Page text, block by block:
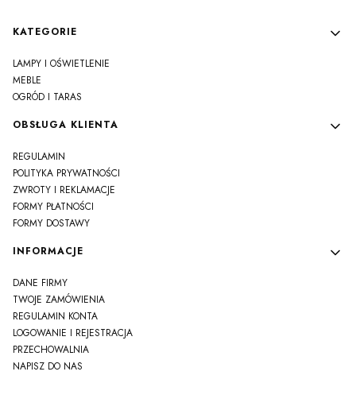
Linki w stopce
KATEGORIE
LAMPY I OŚWIETLENIE
MEBLE
OGRÓD I TARAS
OBSŁUGA KLIENTA
REGULAMIN
POLITYKA PRYWATNOŚCI
ZWROTY I REKLAMACJE
FORMY PŁATNOŚCI
FORMY DOSTAWY
INFORMACJE
DANE FIRMY
TWOJE ZAMÓWIENIA
REGULAMIN KONTA
LOGOWANIE I REJESTRACJA
PRZECHOWALNIA
NAPISZ DO NAS